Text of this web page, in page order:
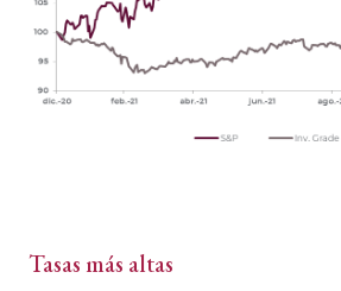
Tasas más altas